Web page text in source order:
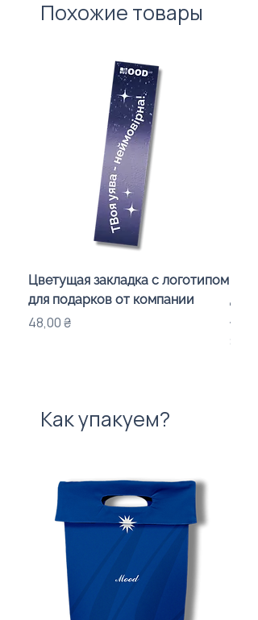
Похожие товары
Цветущая закладка с логотипом
для подарков от компании
Цена
48,00 ₴
для
Цена
Как упакуем?